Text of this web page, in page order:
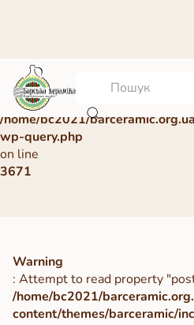
Warning
: Undefined array key 0 in
/home/bc2021/
wp-query.php
on line
3671
Warning
: Attempt to read property
/home/bc2021/
content/themes/barceramic/